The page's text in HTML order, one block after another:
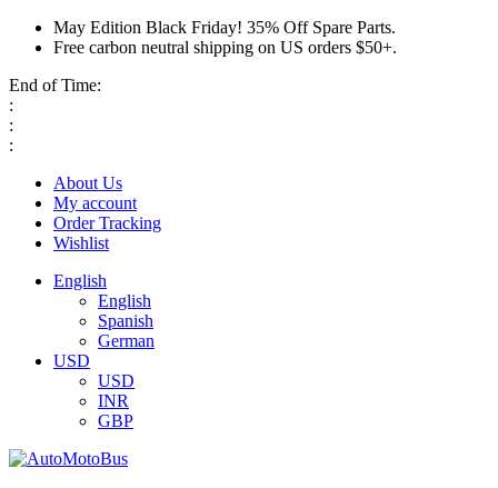
May Edition Black Friday! 35% Off Spare Parts.
Free carbon neutral shipping on US orders $50+.
End of Time:
:
:
:
About Us
My account
Order Tracking
Wishlist
English
English
Spanish
German
USD
USD
INR
GBP